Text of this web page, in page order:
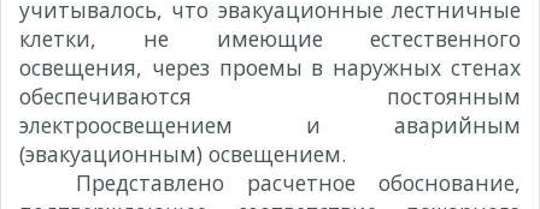
учитывалось, что эвакуационные лестничные
клетки, не имеющие естественного
освещения, через проемы в наружных стенах
обеспечиваются постоянным
электроосвещением и аварийным
(эвакуационным) освещением.
Представлено расчетное обоснование,